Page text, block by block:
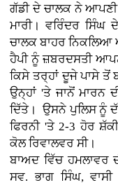
ਗੱਡੀ ਦੇ ਚਾਲਕ ਨੇ ਆਪਣੀ
ਮਾਰੀ। ਵਰਿੰਦਰ ਸਿੰਘ
ਚਾਲਕ ਬਾਹਰ
ਹੈਪੀ ਨੂੰ ਜ਼ਬਰਦਸਤੀ
ਕਿਸੇ ਤਰ੍ਹਾਂ ਦੂਜੇ ਪਾਸੇ ਤੋਂ
ਉਨ੍ਹਾਂ 'ਤੇ ਜਾਨੋਂ ਮਾਰਨ
ਦਿੱਤੇ। ਉਸਨੇ ਪੁਲਿਸ ਨੂੰ
ਫਿਰਨੀ 'ਤੇ 2-3 ਹੋਰ
ਕੋਲ ਰਿਵਾਲਵਰ ਸੀ।
ਬਾਅਦ ਵਿੱਚ ਹਮਲਾਵਰ
ਸਵ. ਭਾਗ ਸਿੰਘ,